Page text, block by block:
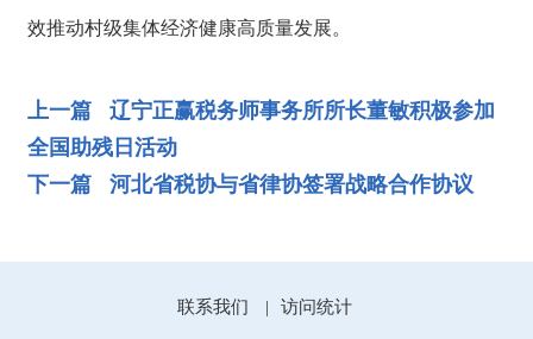
效推动村级集体经济健康高质量发展。
上一篇 辽宁正赢税务师事务所所长董敏积极参加
全国助残日活动
下一篇 河北省税协与省律协签署战略合作协议
联系我们 |
访问统计